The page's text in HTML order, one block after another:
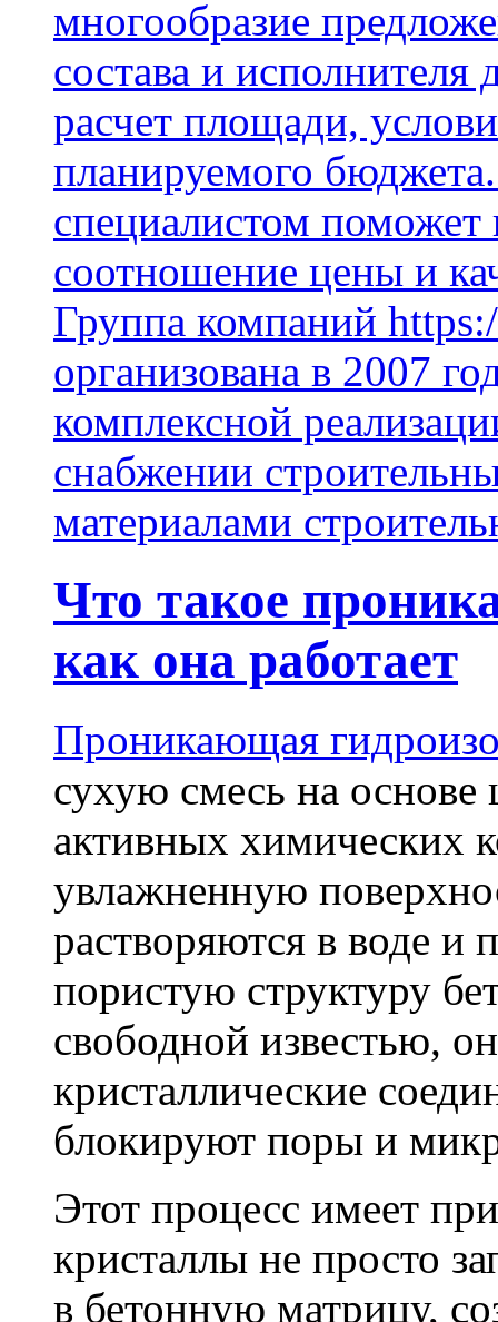
многообразие
состава и
расчет площади,
планируемого
специалистом поможет
соотношение цены и
Группа компаний
организована в 2007
комплексной
снабжении
материалами
Что такое
как она работает
Проникающая
сухую смесь на основе
активных химических
увлажненную
растворяются в воде и
пористую структуру
свободной известью,
кристаллические
блокируют поры и
Этот процесс имеет
кристаллы не просто
в бетонную матрицу,